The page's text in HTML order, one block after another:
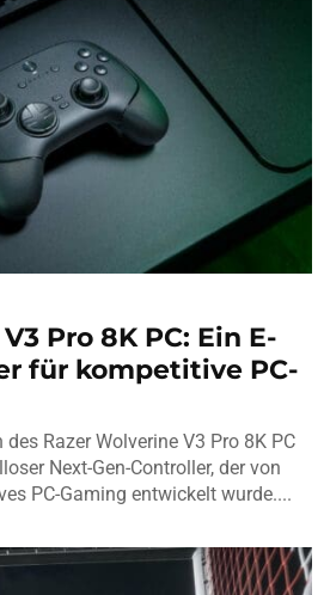
Pro 8K PC: Ein E-
für kompetitive PC-
Razer Wolverine V3 Pro 8K PC
Next-Gen-Controller, der von
PC-Gaming entwickelt wurde....